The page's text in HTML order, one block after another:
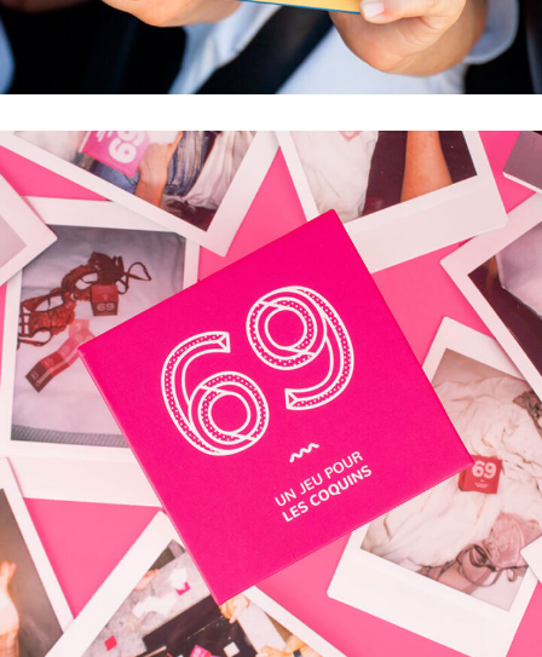
ON ARRIVE BIENTÔT ?
50 JEUX À JOUER EN VOITURE POUR QUE LE
69